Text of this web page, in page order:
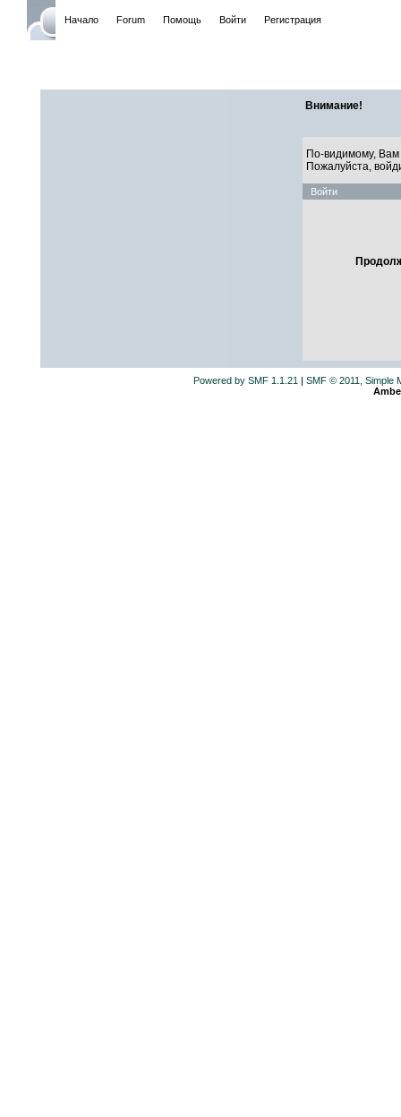
Начало Forum Помощь Войти Регистрация
Внимание!
По-видимому, Вам
Пожалуйста,
Войти
Powered by SMF 1.1.21 | SMF © 2011, Simple